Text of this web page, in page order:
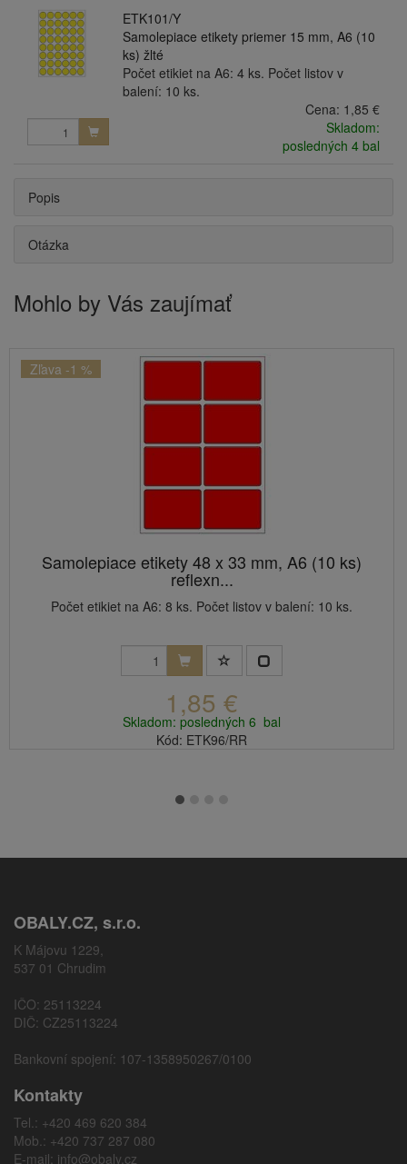
ETK101/Y
Samolepiace etikety priemer 15 mm, A6 (10
ks) žlté
Počet etikiet na A6: 4 ks. Počet listov v
balení: 10 ks.
Cena: 1,85 €
Skladom:
posledných 4 bal
Popis
Otázka
Mohlo by Vás zaujímať
Zľava -1 %
Samolepiace etikety 48 x 33 mm, A6 (10 ks)
reflexn...
Počet etikiet na A6: 8 ks. Počet listov v balení: 10 ks.
1,85 €
Skladom: posledných 6 bal
Kód: ETK96/RR
OBALY.CZ, s.r.o.
K Májovu 1229,
537 01 Chrudim
IČO: 25113224
DIČ: CZ25113224
Bankovní spojení: 107-1358950267/0100
Kontakty
Tel.: +420 469 620 384
Mob.: +420 737 287 080
E-mail: info@obaly.cz